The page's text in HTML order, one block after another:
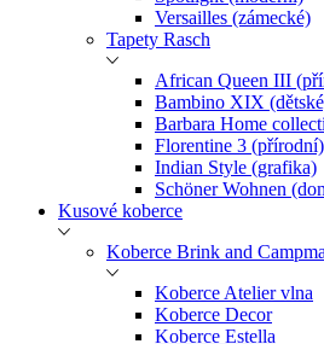
Versailles (zámecké)
Tapety Rasch
African Queen III
Bambino XIX
Barbara Home
Florentine 3 (přírodní)
Indian Style (grafika)
Schöner Wohnen
Kusové koberce
Koberce Brink and
Koberce Atelier vlna
Koberce Decor
Koberce Estella